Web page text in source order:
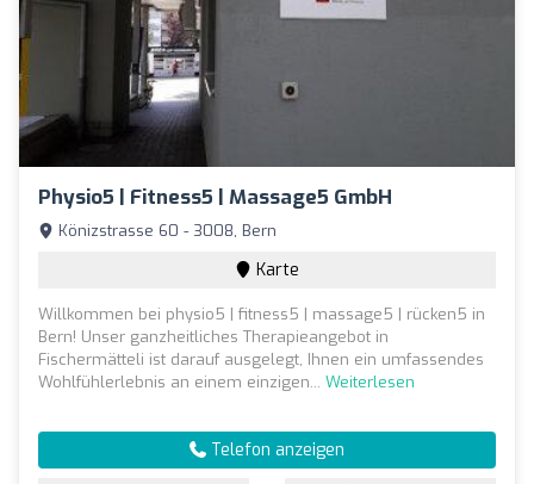
Physio5 | Fitness5 | Massage5 GmbH
Könizstrasse 60 - 3008, Bern
Karte
Willkommen bei physio5 | fitness5 | massage5 | rücken5 in
Bern! Unser ganzheitliches Therapieangebot in
Fischermätteli ist darauf ausgelegt, Ihnen ein umfassendes
Wohlfühlerlebnis an einem einzigen... Weiterlesen
Telefon anzeigen